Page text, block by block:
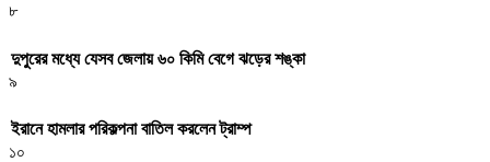
৮
দুপুরের মধ্যে যেসব জেলায় ৬০ কিমি বেগে ঝড়ের শঙ্কা
৯
ইরানে হামলার পরিকল্পনা বাতিল করলেন ট্রাম্প
১০